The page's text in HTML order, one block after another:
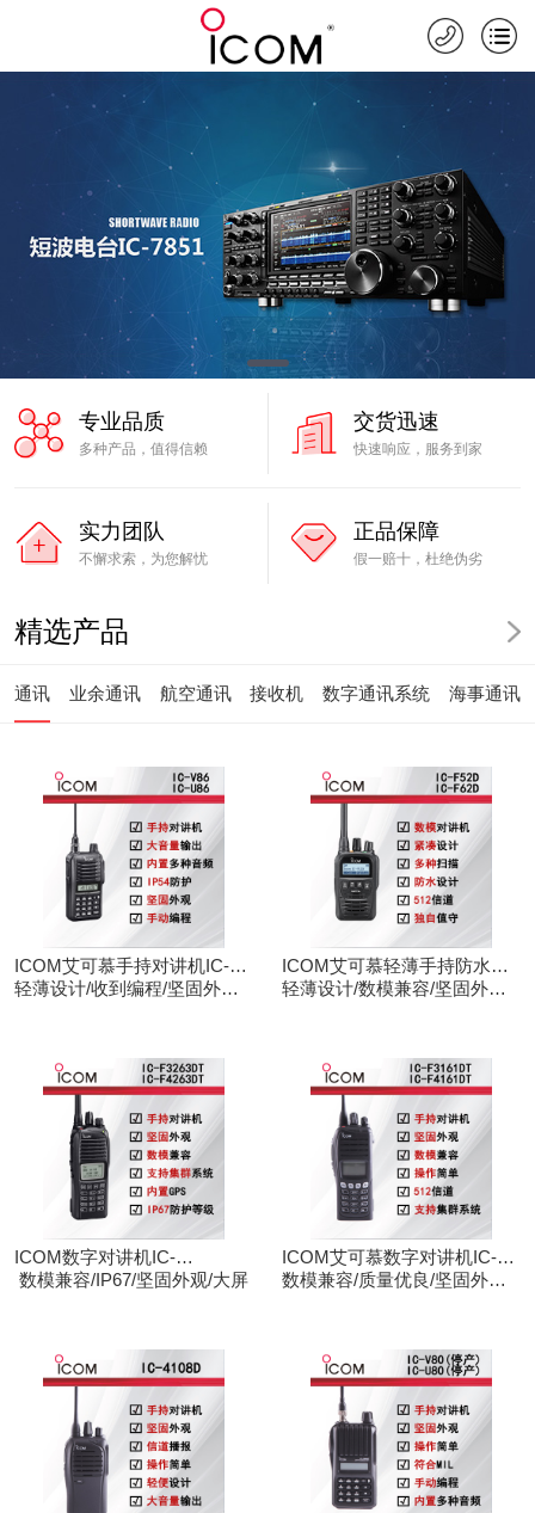
专业品质
多种产品，值得信赖
交货迅速
快速响应，服务到家
实力团队
不懈求索，为您解忧
正品保障
假一赔十，杜绝伪劣
精选产品
通讯 业余通讯 航空通讯 接收机 数字通讯系统 海事通讯
ICOM艾可慕手持对讲机IC-
V86/U86
轻薄设计/收到编程/坚固外观/
ICOM艾可慕轻薄手持防水对
讲机IC-F52D
轻薄设计/数模兼容/坚固外观/
ICOM数字对讲机IC-
F3263DT/IC-F4263DT
数模兼容/IP67/坚固外观/大屏
ICOM艾可慕数字对讲机IC-
F3161D IC-F4161D
数模兼容/质量优良/坚固外观/